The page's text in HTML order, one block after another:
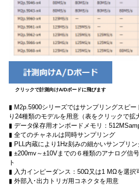
クリックで計測向けA/Dボードに飛びます
▮ M2p.5900シリーズではサンプリングスピー
り24種類のモデルを用意（表をクリックで拡
▮ データ保存用オンボードメモリ：
▮ 全てのチャネルは同時サンプリング
▮ PLL内蔵により1Hz刻みの細かいサンプリ
▮ ±200mv～±10Vまでの６種類のアナログ信
ト
▮ 入力インピーダンス：50Ω又は1 MΩを選択
▮ 外部入･出力トリガ用コネクタを用意